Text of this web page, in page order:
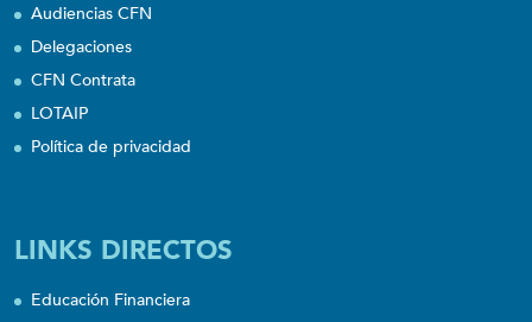
Audiencias CFN
Delegaciones
CFN Contrata
LOTAIP
Política de privacidad
LINKS DIRECTOS
Educación Financiera